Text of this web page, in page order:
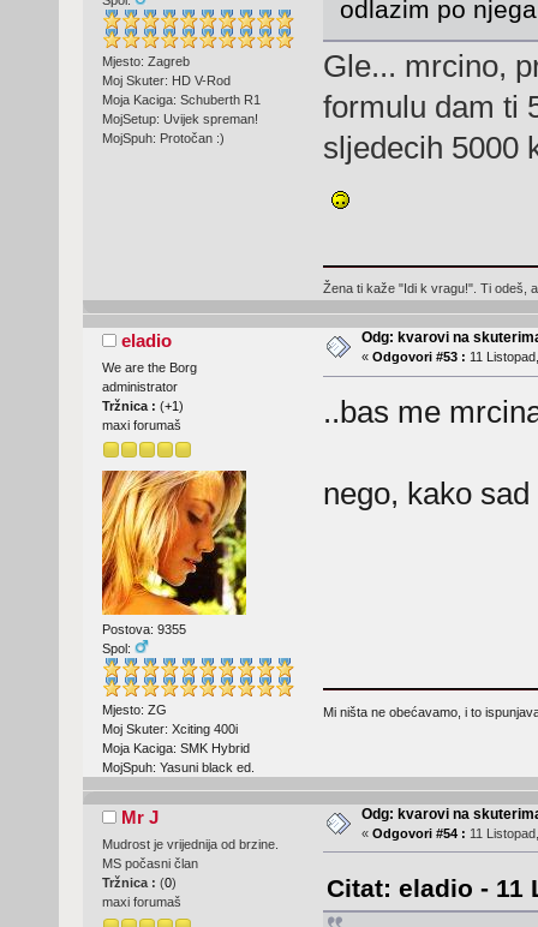
Mjesto: Zagreb
Moj Skuter: HD V-Rod
Moja Kaciga: Schuberth R1
MojSetup: Uvijek spreman!
MojSpuh: Protočan :)
odlazim po
Gle... mrcino,
formulu dam ti
sljedecih 5000
Žena ti kaže "Idi k vragu!". Ti odeš,
eladio
We are the Borg
administrator
Tržnica : (+1)
maxi forumaš
Postova: 9355
Spol:
Mjesto: ZG
Moj Skuter: Xciting 400i
Moja Kaciga: SMK Hybrid
MojSpuh: Yasuni black ed.
Odg: kvarovi na
« Odgovori #53 : 11
..bas me
nego, kako
Mi ništa ne obećavamo, i to
Mr J
Mudrost je vrijednija od brzine.
MS počasni član
Tržnica : (0)
maxi forumaš
Odg: kvarovi na
« Odgovori #54 : 11
Citat: eladio - 11